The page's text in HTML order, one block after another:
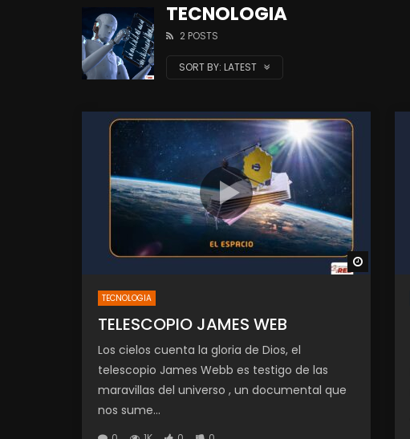
TECNOLOGIA
2 POSTS
SORT BY: LATEST
TECNOLOGIA
TELESCOPIO JAMES WEB
Los cielos cuenta la gloria de Dios, el
telescopio James Webb es testigo de las
maravillas del universo , un documental que
nos sume...